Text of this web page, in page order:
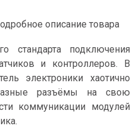
описание товара
стандарта подключения
и контроллеров. В
электроники хаотично
разъёмы на свою
коммуникации модулей